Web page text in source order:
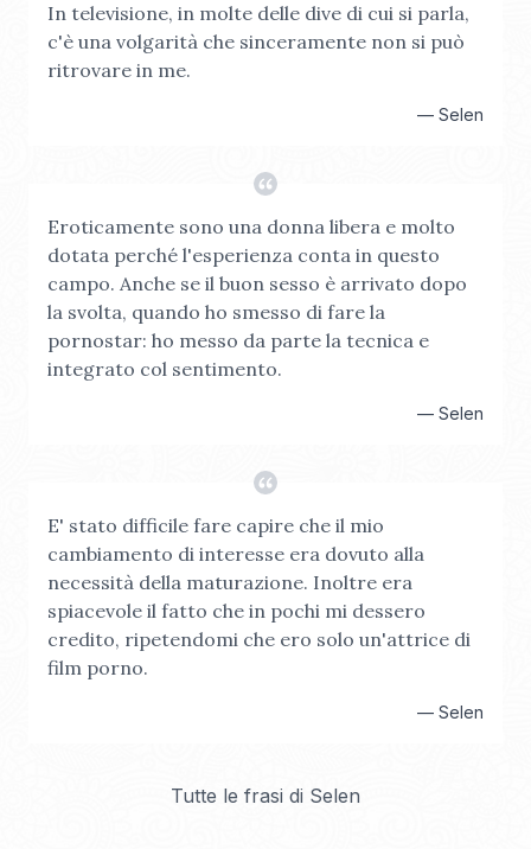
In televisione, in molte delle dive di cui si parla,
c'è una volgarità che sinceramente non si può
ritrovare in me.
— Selen
Eroticamente sono una donna libera e molto
dotata perché l'esperienza conta in questo
campo. Anche se il buon sesso è arrivato dopo
la svolta, quando ho smesso di fare la
pornostar: ho messo da parte la tecnica e
integrato col sentimento.
— Selen
E' stato difficile fare capire che il mio
cambiamento di interesse era dovuto alla
necessità della maturazione. Inoltre era
spiacevole il fatto che in pochi mi dessero
credito, ripetendomi che ero solo un'attrice di
film porno.
— Selen
Tutte le frasi di Selen